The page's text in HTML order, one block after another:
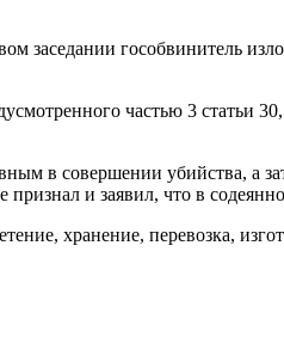
заседании гособвинитель
частью 3 статьи
в совершении убийства, а
и заявил, что в
хранение, перевозка,